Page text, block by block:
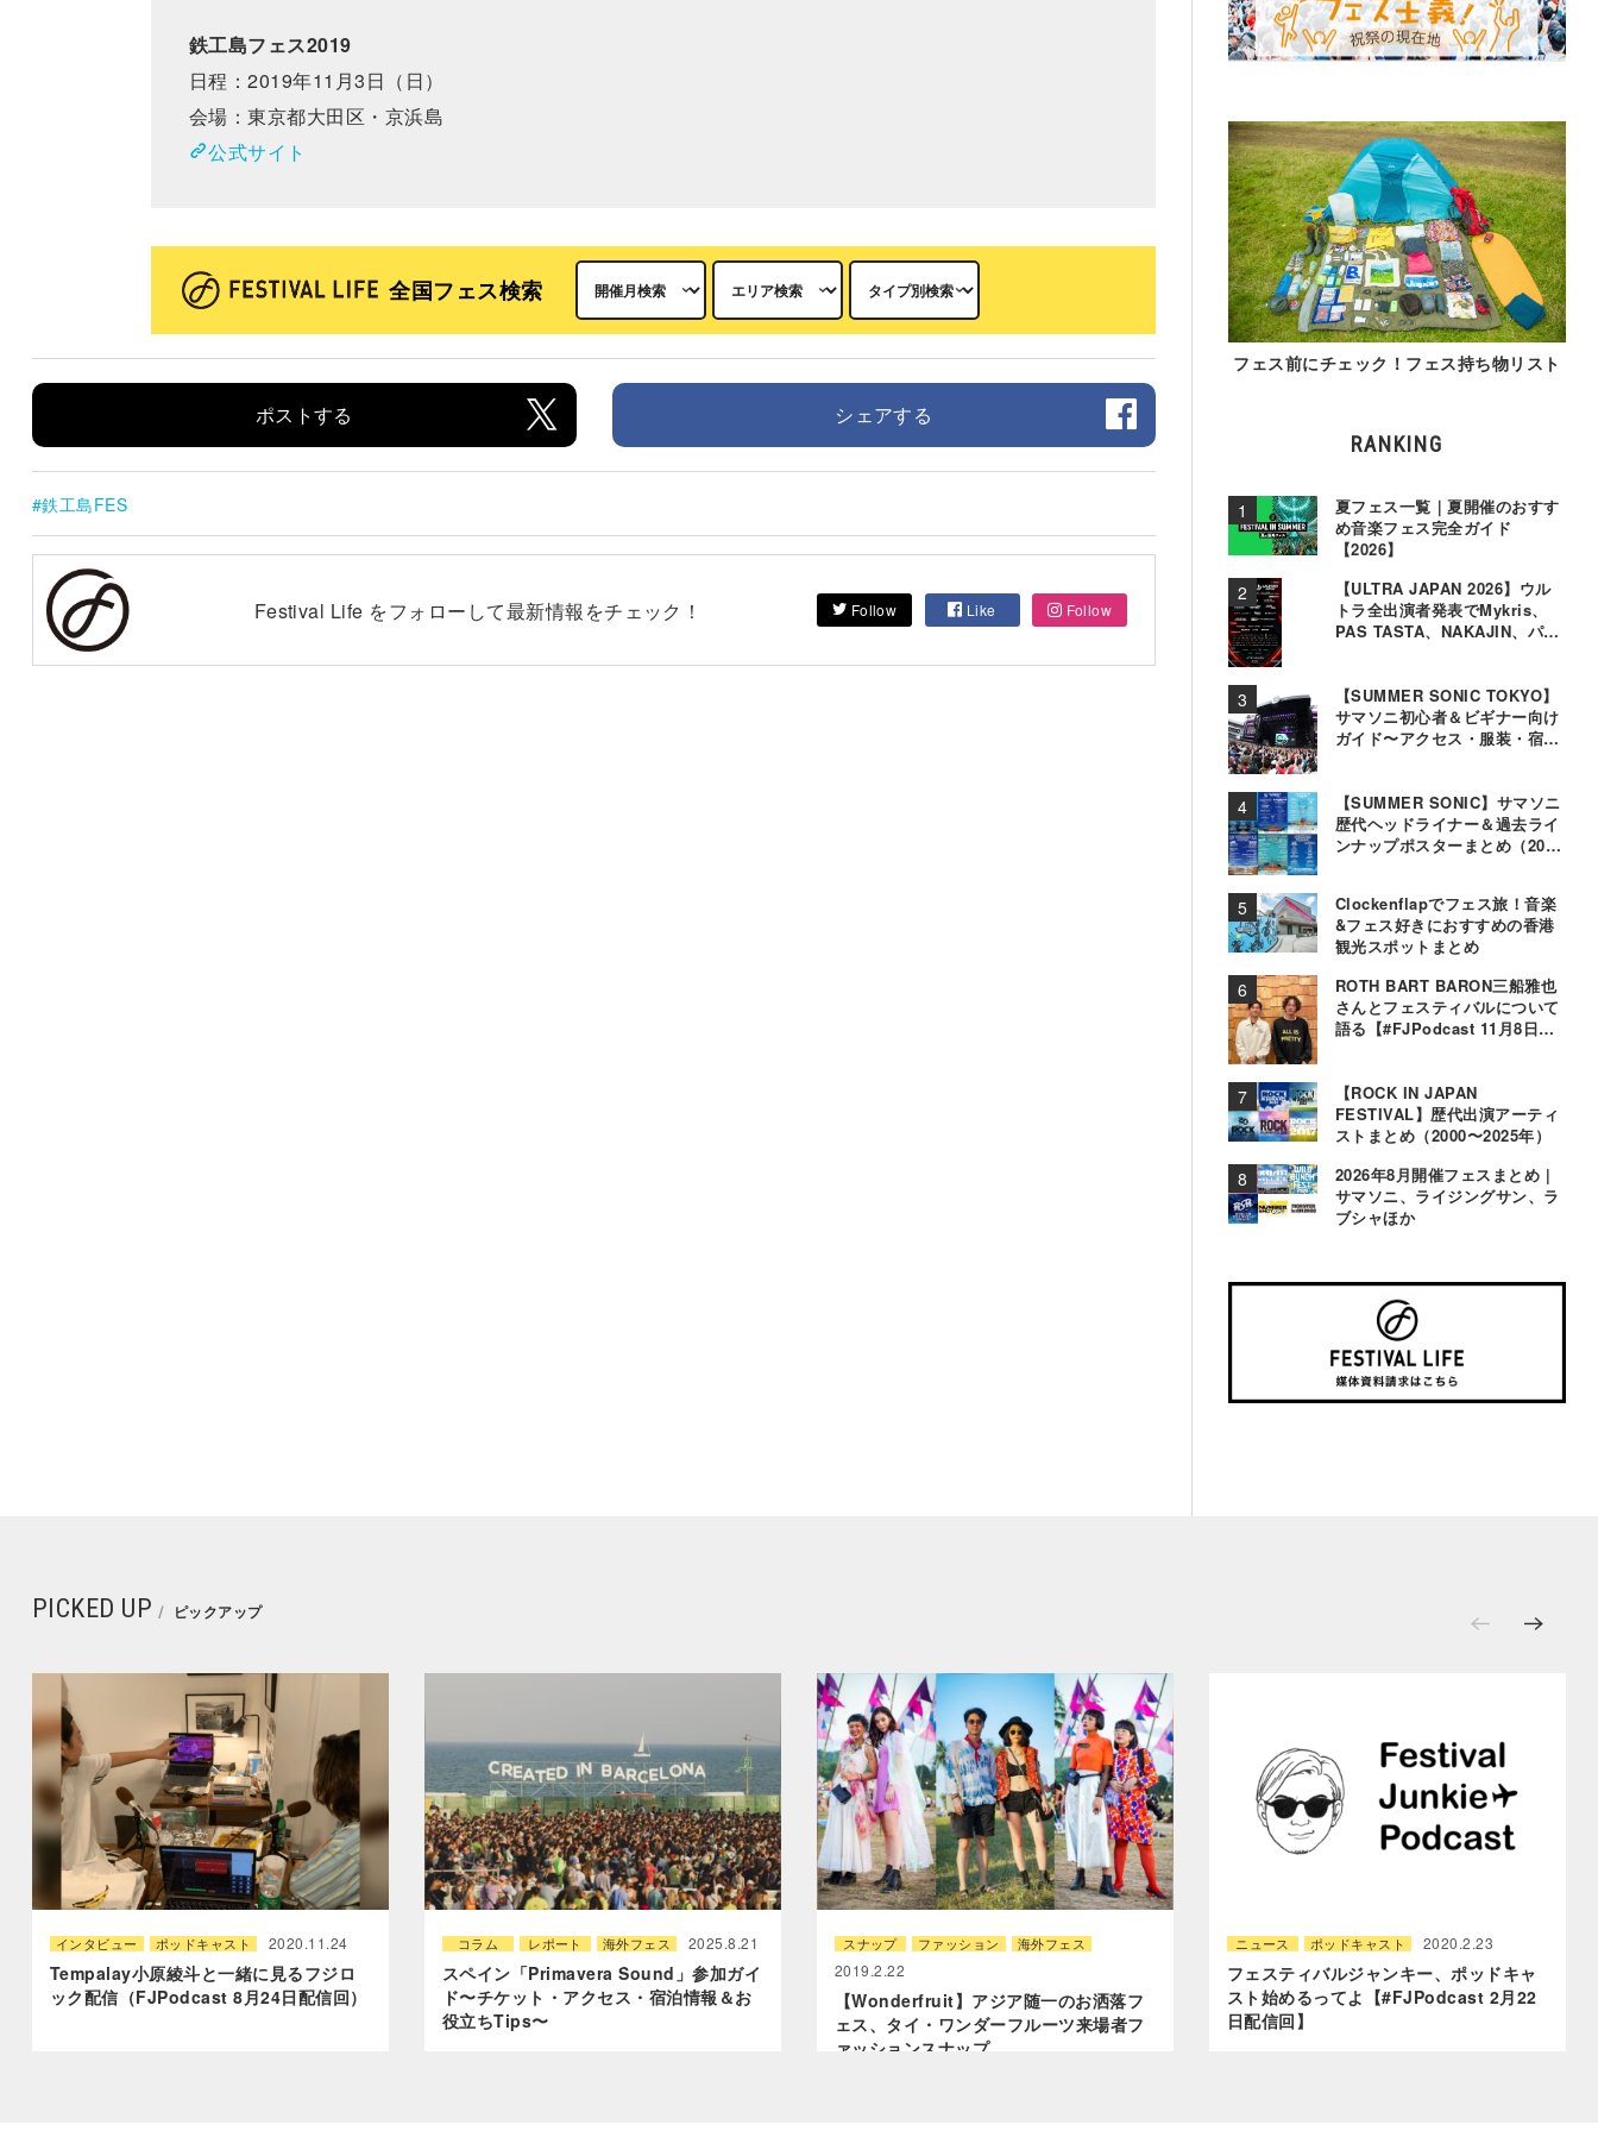
鉄工島フェス2019
日程：2019年11月3日（日）
会場：東京都大田区・京浜島
公式サイト
全国フェス検索
ポストする シェアする
鉄工島FES
Festival Life をフォローして最新情報をチェック！ Follow Like Follow
フェス前にチェック！フェス持ち物リスト
RANKING
夏フェス一覧｜夏開催のおすす
め音楽フェス完全ガイド
【2026】
【ULTRA JAPAN 2026】ウル
トラ全出演者発表でMykris、
PAS TASTA、NAKAJIN、パソ
【SUMMER SONIC TOKYO】
サマソニ初心者＆ビギナー向け
ガイド〜アクセス・服装・宿泊
【SUMMER SONIC】サマソニ
歴代ヘッドライナー＆過去ライ
ンナップポスターまとめ（2000
Clockenflapでフェス旅！音楽
&フェス好きにおすすめの香港
観光スポットまとめ
ROTH BART BARON三船雅也
さんとフェスティバルについて
語る【#FJPodcast 11月8日配
【ROCK IN JAPAN
FESTIVAL】歴代出演アーティ
ストまとめ（2000〜2025年）
2026年8月開催フェスまとめ |
サマソニ、ライジングサン、ラ
ブシャほか
PICKED UP ピックアップ
インタビュー ポッドキャスト 2020.11.24
Tempalay小原綾斗と一緒に見るフジロ
ック配信（FJPodcast 8月24日配信回）
コラム レポート 海外フェス 2025.8.21
スペイン「Primavera Sound」参加ガイ
ド〜チケット・アクセス・宿泊情報＆お
役立ちTips〜
スナップ ファッション 海外フェス
2019.2.22
【Wonderfruit】アジア随一のお洒落フ
ェス、タイ・ワンダーフルーツ来場者フ
ァッションスナップ
ニュース ポッドキャスト 2020.2.23
フェスティバルジャンキー、ポッドキャ
スト始めるってよ【#FJPodcast 2月22
日配信回】